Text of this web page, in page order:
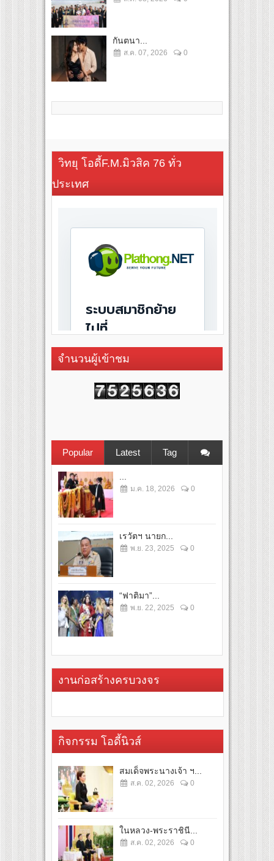
กันตนา...
ส.ค. 07, 2026 0
วิทยุ โอดี้F.M.มิวสิค 76 ทั่ว
ประเทศ
จำนวนผู้เข้าชม
Popular Latest Tag
ม.ค. 18, 2026 0
เรวัตฯ นายก...
พ.ย. 23, 2025 0
“ฟาติมา”...
พ.ย. 22, 2025 0
งานก่อสร้างครบวงจร
กิจกรรม โอดี้นิวส์
สมเด็จพระนางเจ้า ฯ...
ส.ค. 02, 2026 0
ในหลวง-พระราชินี...
ส.ค. 02, 2026 0